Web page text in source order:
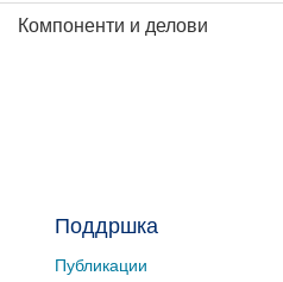
Компоненти и делови
Поддршка
Публикации